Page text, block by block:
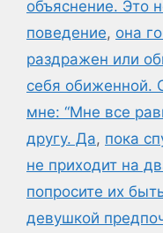
объяснение. Это
поведение, она
раздражен или
себя обиженной.
мне: “Мне все
другу. Да, пока
не приходит на
попросите их
девушкой